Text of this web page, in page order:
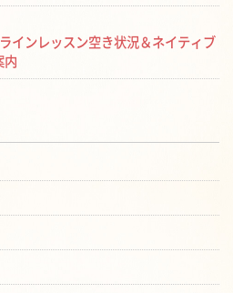
インレッスン空き状況＆ネイティブ
内